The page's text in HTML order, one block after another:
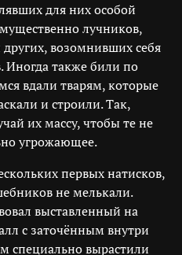
для них особой
лучников,
возомнивших себя
также били по
вдали тварям, которые
и строили. Так,
их массу, чтобы те не
угрожающее.
первых натисков,
не мелькали.
выставленный на
с заточённым внутри
специально вырастили